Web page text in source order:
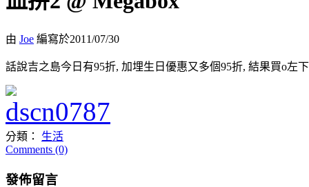
由 Joe 編寫於2011/07/30
話說吉之島今日有95折, 加埋生日優惠又多個95折, 結果買o左
分類： 生活
Comments (0)
發佈留言